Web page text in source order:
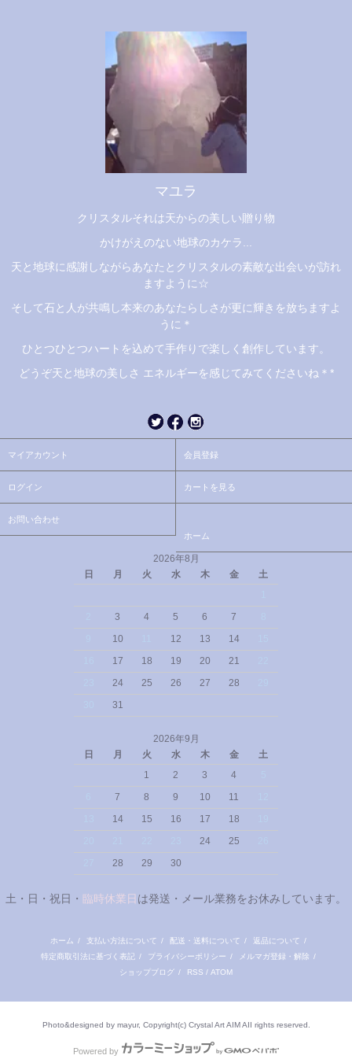
マユラ
クリスタルそれは天からの美しい贈り物
かけがえのない地球のカケラ...
天と地球に感謝しながらあなたとクリスタルの素敵な出会いが訪れ
ますように☆
そして石と人が共鳴し本来のあなたらしさが更に輝きを放ちますよ
うに＊
ひとつひとつハートを込めて手作りで楽しく創作しています。
どうぞ天と地球の美しさ エネルギーを感じてみてくださいね＊*
マイアカウント 会員登録
ログイン カートを見る
お問い合わせ
ホーム
2026年8月
日
月 火 水 木 金
土
3 4 5 6 7
10 12 13 14
17 18 19 20 21
24 25 26 27 28
31
2026年9月
日
月 火 水 木 金
土
1
2 3 4
7 8 9 10 11
14 15 16 17 18
24 25
28 29 30
土・日・祝日・ 臨時休業日 は発送・メール業務をお休みしています。
ホーム / 支払い方法について / 配送・送料について / 返品について /
特定商取引法に基づく表記 / プライバシーポリシー / メルマガ登録・解除 /
ショップブログ / RSS / ATOM
Photo&designed by mayur, Copyright(c) Crystal Art AIM AII rights reserved.
Powered by